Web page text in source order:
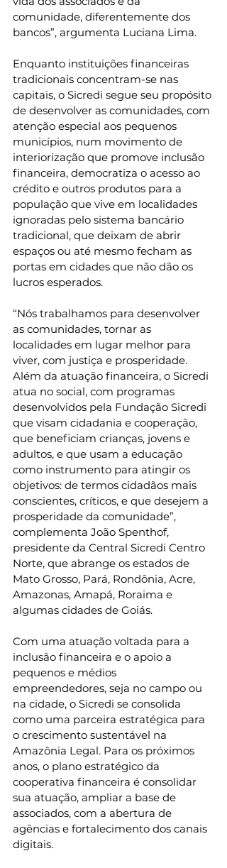
comunidade, diferentemente dos
bancos”, argumenta Luciana Lima.
Enquanto instituições financeiras
tradicionais concentram-se nas
capitais, o Sicredi segue seu propósito
de desenvolver as comunidades, com
atenção especial aos pequenos
municípios, num movimento de
interiorização que promove inclusão
financeira, democratiza o acesso ao
crédito e outros produtos para a
população que vive em localidades
ignoradas pelo sistema bancário
tradicional, que deixam de abrir
espaços ou até mesmo fecham as
portas em cidades que não dão os
lucros esperados.
“Nós trabalhamos para desenvolver
as comunidades, tornar as
localidades em lugar melhor para
viver, com justiça e prosperidade.
Além da atuação financeira, o Sicredi
atua no social, com programas
desenvolvidos pela Fundação Sicredi
que visam cidadania e cooperação,
que beneficiam crianças, jovens e
adultos, e que usam a educação
como instrumento para atingir os
objetivos: de termos cidadãos mais
conscientes, críticos, e que desejem a
prosperidade da comunidade”,
complementa João Spenthof,
presidente da Central Sicredi Centro
Norte, que abrange os estados de
Mato Grosso, Pará, Rondônia, Acre,
Amazonas, Amapá, Roraima e
algumas cidades de Goiás.
Com uma atuação voltada para a
inclusão financeira e o apoio a
pequenos e médios
empreendedores, seja no campo ou
na cidade, o Sicredi se consolida
como uma parceira estratégica para
o crescimento sustentável na
Amazônia Legal. Para os próximos
anos, o plano estratégico da
cooperativa financeira é consolidar
sua atuação, ampliar a base de
associados, com a abertura de
agências e fortalecimento dos canais
digitais.